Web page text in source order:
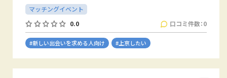
マッチングイベント
0.0
口コミ件数：0
#新しい出会いを求める人向け #上京したい